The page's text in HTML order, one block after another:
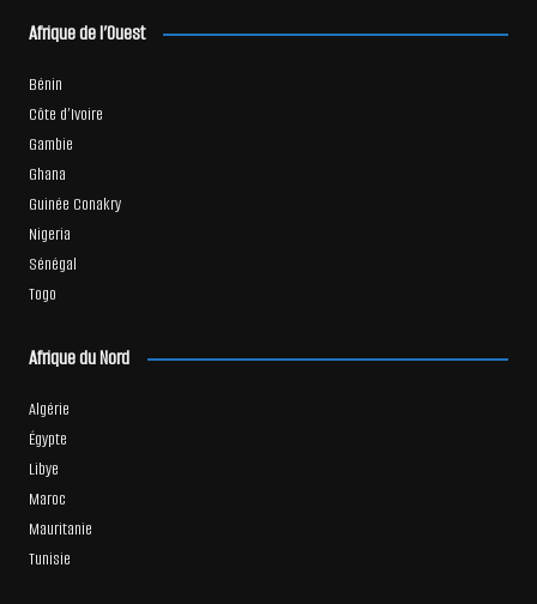
Afrique de l’Ouest
Bénin
Côte d’Ivoire
Gambie
Ghana
Guinée Conakry
Nigeria
Sénégal
Togo
Afrique du Nord
Algérie
Égypte
Libye
Maroc
Mauritanie
Tunisie